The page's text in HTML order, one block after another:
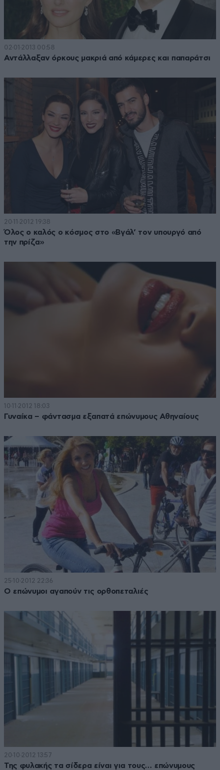
02·01·2013 00:58
Αντάλλαξαν όρκους μακριά από κάμερες και παπαράτσι
20·11·2012 19:38
Όλος ο καλός ο κόσμος στο «Βγάλ’ τον υπουργό από
την πρίζα»
10·11·2012 18:03
Γυναίκα – φάντασμα εξαπατά επώνυμους Αθηναίους
25·10·2012 22:36
Ο επώνυμοι αγαπούν τις ορθοπεταλιές
20·10·2012 13:57
Της φυλακής τα σίδερα είναι για τους… επώνυμους